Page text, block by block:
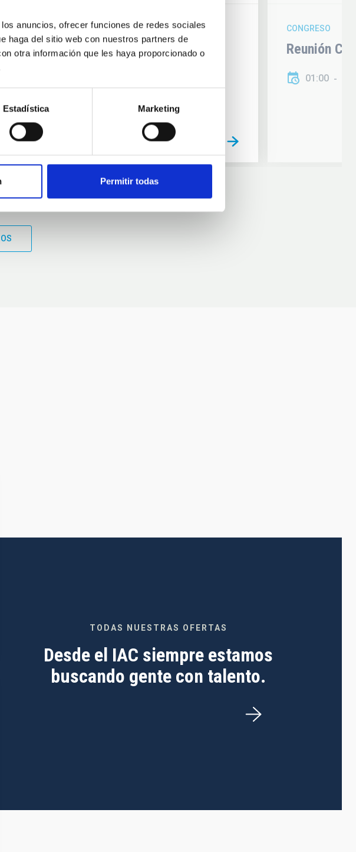
anuncios, ofrecer funciones de redes sociales
haga del sitio web con nuestros partners de
otra información que les haya proporcionado o
Estadística Marketing
Permitir todas
Astrophysics 2026
CONGRESO
Reunión
01:00
TODAS NUESTRAS OFERTAS
Desde el IAC siempre estamos
buscando gente con talento.